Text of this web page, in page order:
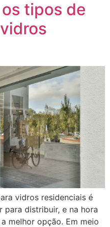
tipos de
vidros residenciais é
para distribuir, e na hora
melhor opção. Em meio